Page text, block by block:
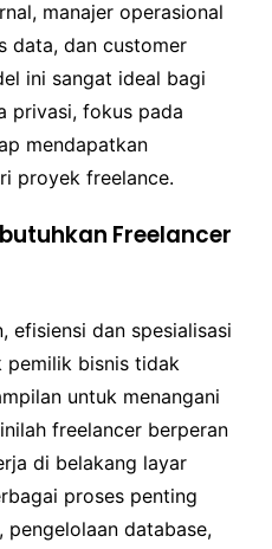
manajer operasional
data, dan customer
ini sangat ideal bagi
privasi, fokus pada
mendapatkan
proyek freelance.
Freelancer
efisiensi dan spesialisasi
pemilik bisnis tidak
untuk menangani
freelancer berperan
di belakang layar
proses penting
pengelolaan database,